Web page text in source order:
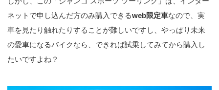
webオートバイ
webオートバイをご覧の皆様に朗
報です！ あの“プジョー モトシク
ル”の人気スクーター「ジャンゴ
場！ しかもwebで申し込むだけで
ネットで申し込んだ方のみ購入できるweb限定車なので、実
車を見たり触れたりすることが難しいですし、やっぱり未来
の愛車になるバイクなら、できれば試乗してみてから購入し
たいですよね？